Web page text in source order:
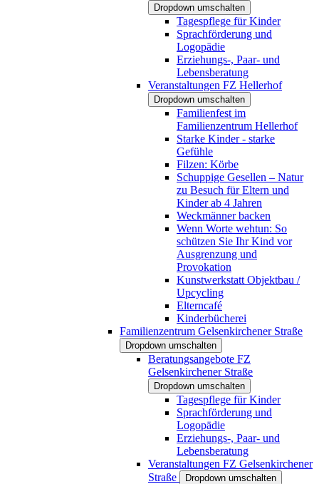
Dropdown umschalten
Tagespflege für Kinder
Sprachförderung und
Logopädie
Erziehungs-, Paar- und
Lebensberatung
Veranstaltungen FZ Hellerhof
Dropdown umschalten
Familienfest im
Familienzentrum Hellerhof
Starke Kinder - starke
Gefühle
Filzen: Körbe
Schuppige Gesellen – Natur
zu Besuch für Eltern und
Kinder ab 4 Jahren
Weckmänner backen
Wenn Worte wehtun: So
schützen Sie Ihr Kind vor
Ausgrenzung und
Provokation
Kunstwerkstatt Objektbau /
Upcycling
Elterncafé
Kinderbücherei
Familienzentrum Gelsenkirchener Straße
Dropdown umschalten
Beratungsangebote FZ
Gelsenkirchener Straße
Dropdown umschalten
Tagespflege für Kinder
Sprachförderung und
Logopädie
Erziehungs-, Paar- und
Lebensberatung
Veranstaltungen FZ Gelsenkirchener
Straße
Dropdown umschalten